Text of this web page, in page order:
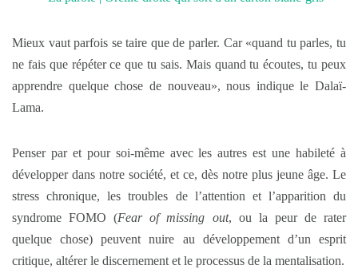
Mieux vaut parfois se taire que de parler. Car «quand tu parles, tu
ne fais que répéter ce que tu sais. Mais quand tu écoutes, tu peux
apprendre quelque chose de nouveau», nous indique le Dalaï-
Lama.
Penser par et pour soi-même avec les autres est une habileté à
développer dans notre société, et ce, dès notre plus jeune âge. Le
stress chronique, les troubles de l’attention et l’apparition du
syndrome FOMO (Fear of missing out, ou la peur de rater
quelque chose) peuvent nuire au développement d’un esprit
critique, altérer le discernement et le processus de la mentalisation.